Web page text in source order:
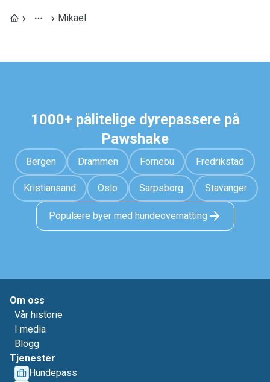
Mikael
1000+ pålitelige dyrepassere på
Pawshake
Bergen Drammen Fornebu Fredrikstad
Kristiansand Oslo Sarpsborg Stavanger
Populære byer med hundeovernatting
Om oss
Vår historie
I media
Blogg
Tjenester
Hundepass